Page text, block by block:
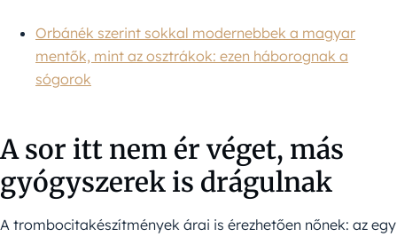
Orbánék szerint sokkal modernebbek a magyar
mentők, mint az osztrákok: ezen háborognak a
sógorok
A sor itt nem ér véget, más
gyógyszerek is drágulnak
A trombocitakészítmények árai is érezhetően nőnek: az egy